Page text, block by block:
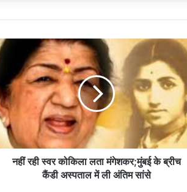
नहीं रही स्वर कोकिला लता मंगेशकर;मुंबई के ब्रीच
कैंडी अस्पताल में ली अंतिम सांसे